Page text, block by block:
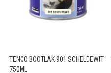
TENCO BOOTLAK 901 SCHELDEWIT
750ML